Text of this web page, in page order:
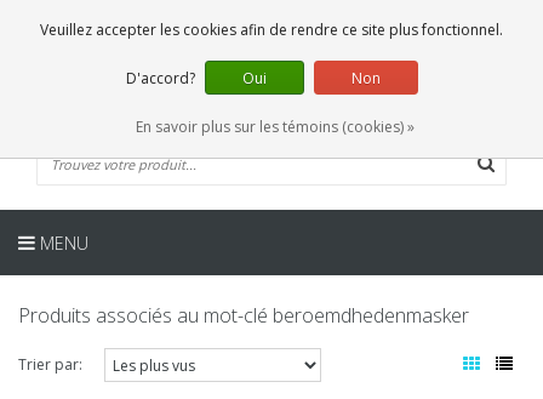
0 Articles
FR
MENU
Produits associés au mot-clé beroemdhedenmasker
Trier par:
Veuillez accepter les cookies afin de rendre ce site plus fonctionnel.
D'accord? Oui Non
En savoir plus sur les témoins (cookies) »